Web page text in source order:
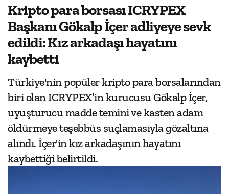
Kripto para borsası ICRYPEX
Başkanı Gökalp İçer adliyeye sevk
edildi: Kız arkadaşı hayatını
kaybetti
Türkiye'nin popüler kripto para borsalarından
biri olan ICRYPEX’in kurucusu Gökalp İçer,
uyuşturucu madde temini ve kasten adam
öldürmeye teşebbüs suçlamasıyla gözaltına
alındı. İçer'in kız arkadaşının hayatını
kaybettiği belirtildi.